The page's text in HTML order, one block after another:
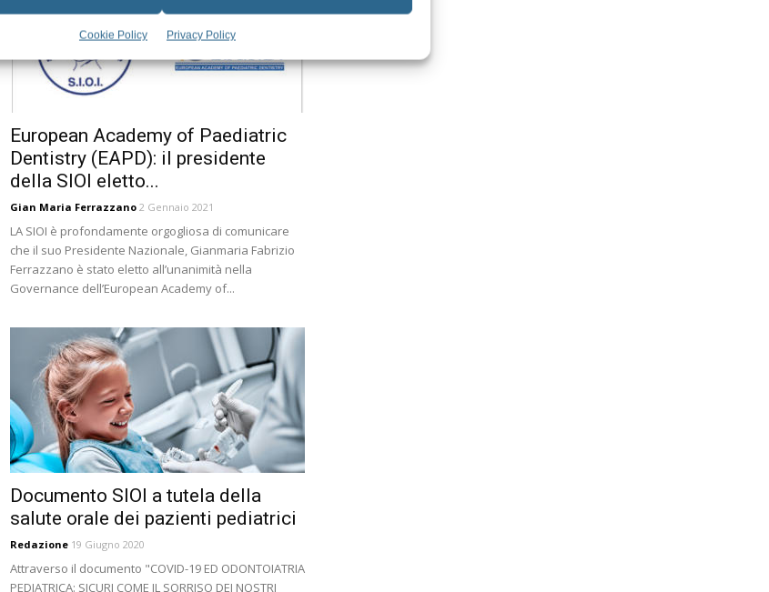
Cookie Policy Privacy Policy
European Academy of Paediatric
Dentistry (EAPD): il presidente
della SIOI eletto...
Gian Maria Ferrazzano 2 Gennaio 2021
LA SIOI è profondamente orgogliosa di comunicare
che il suo Presidente Nazionale, Gianmaria Fabrizio
Ferrazzano è stato eletto all’unanimità nella
Governance dell’European Academy of...
Documento SIOI a tutela della
salute orale dei pazienti pediatrici
Redazione 19 Giugno 2020
Attraverso il documento "COVID-19 ED ODONTOIATRIA
PEDIATRICA: SICURI COME IL SORRISO DEI NOSTRI